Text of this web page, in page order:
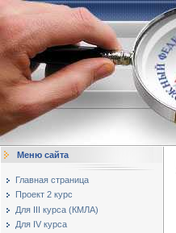
Меню сайта
Главная страница
Проект 2 курс
Для III курса (КМЛА)
Для IV курса